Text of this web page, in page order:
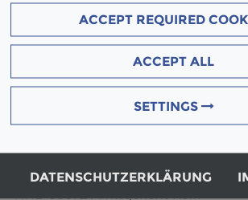
ACCEPT REQUIRED
ACCEPT ALL
SETTINGS
DATENSCHUTZERKLÄRUNG
KON­TAKT DEUTSCH­LAND
ERNE GmbH
DE-51674 Wiehl
+49 2262 69 94 50
Ge­schäfts­lei­tung
Bernd Bonsch | Pa­trick Suter
HRB 85872 Amts­ge­richt Köln